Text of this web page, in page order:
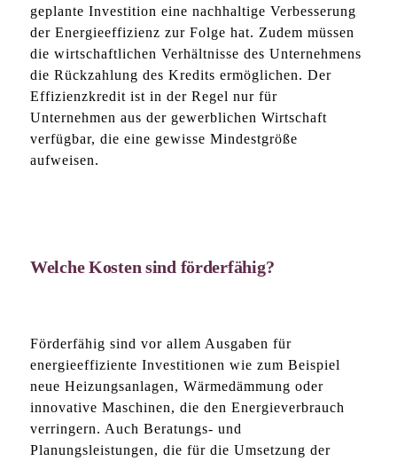
geplante Investition eine nachhaltige Verbesserung
der Energieeffizienz zur Folge hat. Zudem müssen
die wirtschaftlichen Verhältnisse des Unternehmens
die Rückzahlung des Kredits ermöglichen. Der
Effizienzkredit ist in der Regel nur für
Unternehmen aus der gewerblichen Wirtschaft
verfügbar, die eine gewisse Mindestgröße
aufweisen.
Welche Kosten sind förderfähig?
Förderfähig sind vor allem Ausgaben für
energieeffiziente Investitionen wie zum Beispiel
neue Heizungsanlagen, Wärmedämmung oder
innovative Maschinen, die den Energieverbrauch
verringern. Auch Beratungs- und
Planungsleistungen, die für die Umsetzung der